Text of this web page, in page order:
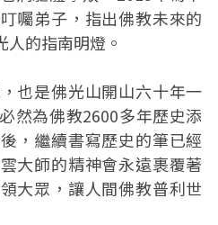
囑弟子，指出佛教未來的
的指南明燈。
也是佛光山開山六十年一
然為佛教2600多年歷史添
，繼續書寫歷史的筆已經
大師的精神會永遠裹覆著
大眾，讓人間佛教普利世